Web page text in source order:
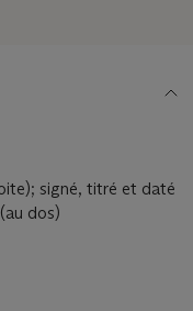
signé, titré et daté
dos)